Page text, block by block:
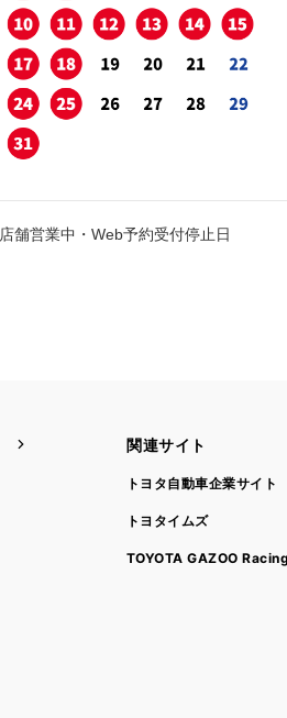
店舗営業中・Web予約受付停止日
関連サイト
トヨタ自動車企業サイト
トヨタイムズ
TOYOTA GAZOO Racing